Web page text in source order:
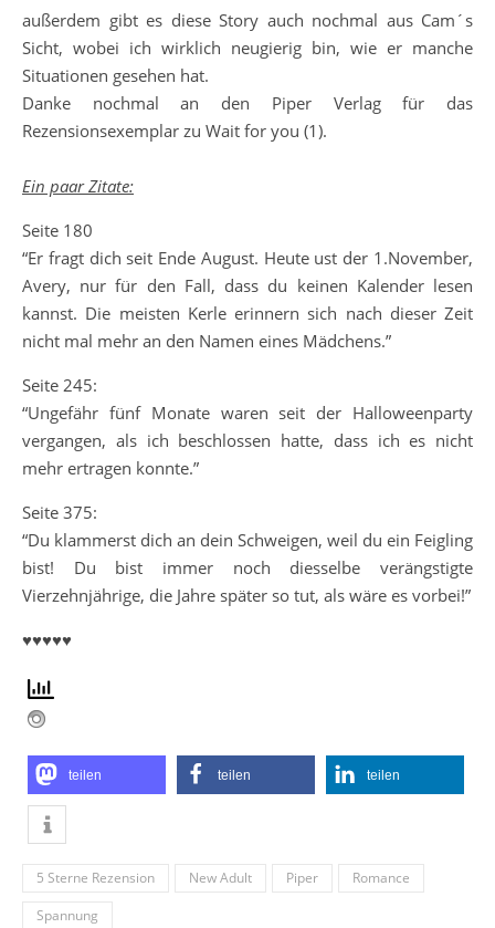
außerdem gibt es diese Story auch nochmal aus Cam´s
Sicht, wobei ich wirklich neugierig bin, wie er manche
Situationen gesehen hat.
Danke nochmal an den Piper Verlag für das
Rezensionsexemplar zu Wait for you (1).
Ein paar Zitate:
Seite 180
“Er fragt dich seit Ende August. Heute ust der 1.November,
Avery, nur für den Fall, dass du keinen Kalender lesen
kannst. Die meisten Kerle erinnern sich nach dieser Zeit
nicht mal mehr an den Namen eines Mädchens.”
Seite 245:
“Ungefähr fünf Monate waren seit der Halloweenparty
vergangen, als ich beschlossen hatte, dass ich es nicht
mehr ertragen konnte.”
Seite 375:
“Du klammerst dich an dein Schweigen, weil du ein Feigling
bist! Du bist immer noch diesselbe verängstigte
Vierzehnjährige, die Jahre später so tut, als wäre es vorbei!”
♥♥♥♥♥
teilen teilen teilen
5 Sterne Rezension New Adult Piper
Romance
Spannung